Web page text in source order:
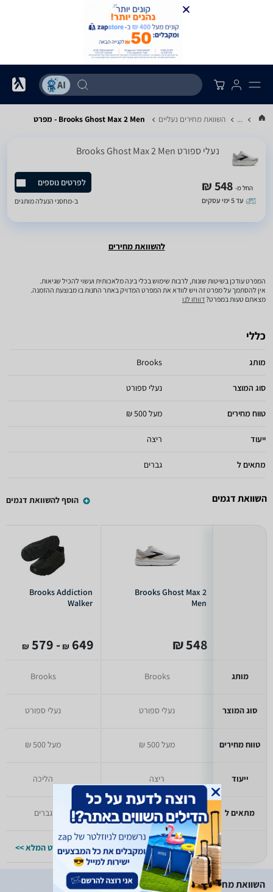
... השוואת מחירים נעליים Brooks Ghost Max 2 Men - מפרט
‏נעלי ספורט Brooks Ghost Max 2 Men
החל מ- 548 ₪
עד 5 ימי עסקים
לפרטים נוספים
ב-מחסני הנעלה מותגים
להשוואת מחירים
המפרט עודכן בשיטות שונות, לרבות שימוש בכלי בינה מלאכותית ועשוי להכיל שגיאות.
אין להסתמך על מפרט זה ויש לוודא את המפרט המדויק באתר החנות בו מבוצעת ההזמנה.
מצאתם טעות במפרט?דווחו לנו
כללי
מותג Brooks
סוג המוצר נעלי ספורט
טווח מחירים מעל 500 ₪
ייעוד ריצה
מתאים ל גברים
השוואת דגמים הוסף להשוואת דגמים
מותג
סוג המוצר
טווח מחירים
ייעוד
מתאים ל
Brooks Ghost Max 2
Men
548 ₪
Brooks
נעלי ספורט
מעל 500 ₪
ריצה
גברים
למפרט המלא >>
Brooks Addiction
Walker
649
₪
- 579
₪
Brooks
נעלי ספורט
מעל 500 ₪
הליכה
גברים
למפרט המלא >>
השוואת מחירים